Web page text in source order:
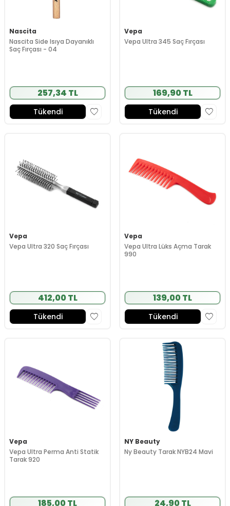
Nascita
Nascita Side Isıya Dayanıklı
Saç Fırçası - 04
257,34 TL
Tükendi
Vepa
Vepa Ultra 345 Saç Fırçası
169,90 TL
Tükendi
Vepa
Vepa Ultra 320 Saç Fırçası
412,00 TL
Tükendi
Vepa
Vepa Ultra Lüks Açma Tarak
990
139,00 TL
Tükendi
Vepa
Vepa Ultra Perma Anti Statik
Tarak 920
185,00 TL
NY Beauty
Ny Beauty Tarak NYB24 Mavi
24,90 TL